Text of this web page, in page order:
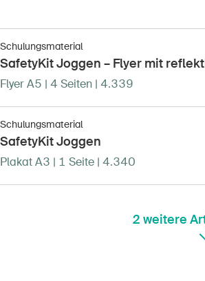
Schulungsmaterial
SafetyKit Joggen – Flyer mit
Flyer A5 | 4 Seiten | 4.339
Schulungsmaterial
SafetyKit Joggen
Plakat A3 | 1 Seite | 4.340
2 weitere